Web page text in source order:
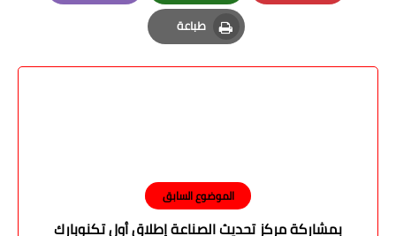
Pinterest
Whatsapp
Email
طباعة
Print
الموضوع السابق
بمشاركة مركز تحديث الصناعة إطلاق أول تكنوبارك